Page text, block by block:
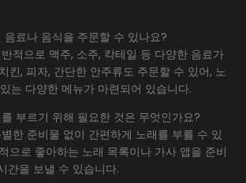
음료나 음식을 주문할 수 있나요?
적으로 맥주, 소주, 칵테일 등 다양한 음료가
킨, 피자, 간단한 안주류도 주문할 수 있어, 노
는 다양한 메뉴가 마련되어 있습니다.
부르기 위해 필요한 것은 무엇인가요?
한 준비물 없이 간편하게 노래를 부를 수 있
으로 좋아하는 노래 목록이나 가사 앱을 준비
간을 보낼 수 있습니다.